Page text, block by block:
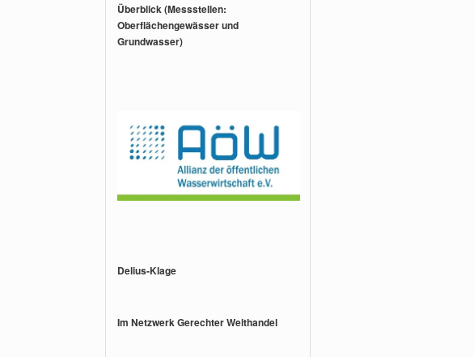
Überblick (Messstellen:
Oberflächengewässer und
Grundwasser)
Delius-Klage
Im Netzwerk Gerechter Welthandel